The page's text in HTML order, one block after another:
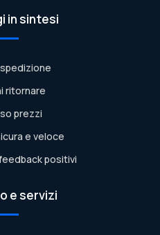
in sintesi
ritornare
prezzi
e veloce
positivi
e servizi